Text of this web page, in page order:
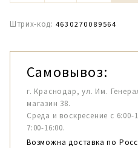
Штрих-код: 4630270089564
Самовывоз:
г. Краснодар, ул. Им.
магазин 38.
Среда и воскресение с
7:00-16:00.
Возможна доставка по